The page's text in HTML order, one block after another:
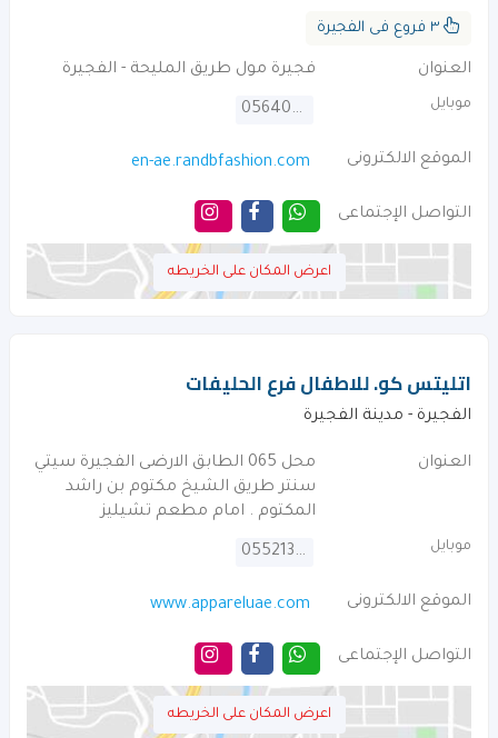
العنوان فجيرة مول طريق المليحة - الفجيرة
موبايل 0564042154
الموقع الالكترونى en-ae.randbfashion.com
التواصل الإجتماعى
اعرض المكان على الخريطه
اتليتس كو. للاطفال فرع الحليفات
الفجيرة - مدينة الفجيرة
العنوان
محل 065 الطابق الارضى الفجيرة سيتي
سنتر طريق الشيخ مكتوم بن راشد
المكتوم . امام مطعم تشيليز
موبايل 0552136966
الموقع الالكترونى www.appareluae.com
التواصل الإجتماعى
اعرض المكان على الخريطه